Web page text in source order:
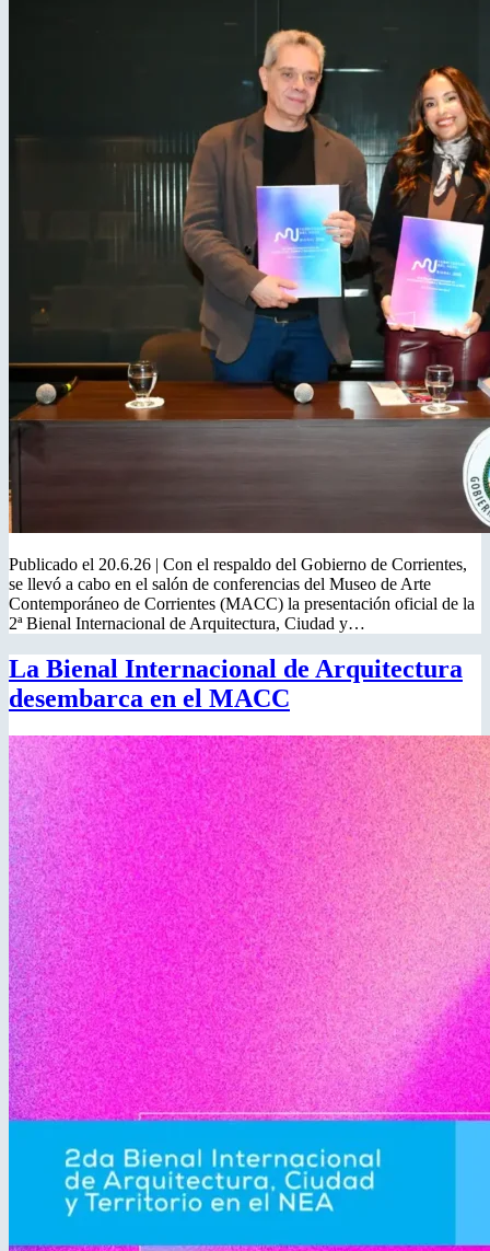
Publicado el 20.6.26 | Con el respaldo del Gobierno de Corrientes,
se llevó a cabo en el salón de conferencias del Museo de Arte
Contemporáneo de Corrientes (MACC) la presentación oficial de la
2ª Bienal Internacional de Arquitectura, Ciudad y…
La Bienal Internacional de Arquitectura
desembarca en el MACC